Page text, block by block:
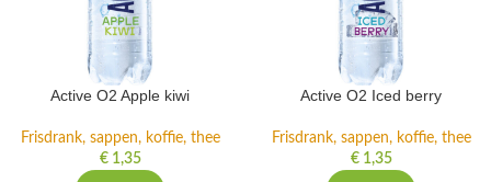
Active O2 Apple kiwi
Frisdrank, sappen, koffie, thee
€1,35
Active O2 Iced berry
Frisdrank, sappen, koffie, thee
€1,35